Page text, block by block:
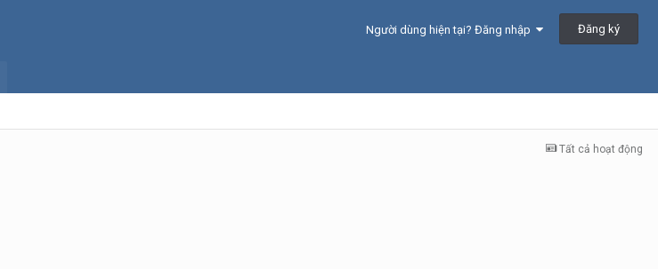
Người dùng hiện tại? Đăng nhập Đăng ký
Tất cả hoạt động